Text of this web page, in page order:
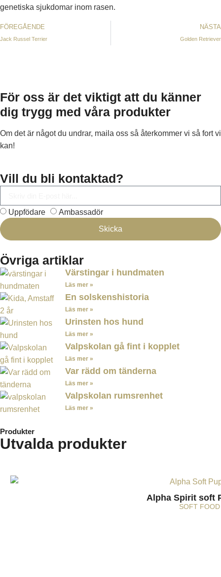
genetiska sjukdomar inom rasen.
FÖREGÅENDE
Jack Russel Terrier
NÄSTA
Golden Retriever
För oss är det viktigt att du känner
dig trygg med våra produkter
Om det är något du undrar, maila oss så återkommer vi så fort vi
kan!
Vill du bli kontaktad?
Uppfödare Ambassadör
Skicka
Övriga artiklar
Värstingar i hundmaten
Läs mer »
En solskenshistoria
Läs mer »
Urinsten hos hund
Läs mer »
Valpskolan gå fint i kopplet
Läs mer »
Var rädd om tänderna
Läs mer »
Valpskolan rumsrenhet
Läs mer »
Produkter
Utvalda produkter
Alpha Spirit soft
SOFT FOOD